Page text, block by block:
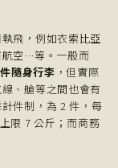
飛，例如衣索比亞
航空…等。一般而
隨身行李 ，但實際
、艙等之間也會有
件制，為 2 件，每
限 7 公斤；而商務